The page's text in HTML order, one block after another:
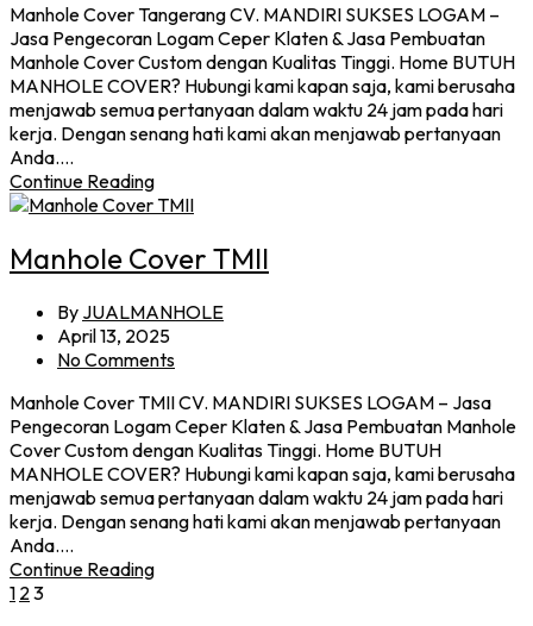
Manhole Cover Tangerang CV. MANDIRI SUKSES LOGAM –
Jasa Pengecoran Logam Ceper Klaten & Jasa Pembuatan
Manhole Cover Custom dengan Kualitas Tinggi. Home BUTUH
MANHOLE COVER? Hubungi kami kapan saja, kami berusaha
menjawab semua pertanyaan dalam waktu 24 jam pada hari
kerja. Dengan senang hati kami akan menjawab pertanyaan
Anda.…
Continue Reading
Manhole Cover TMII
By JUALMANHOLE
April 13, 2025
No Comments
Manhole Cover TMII CV. MANDIRI SUKSES LOGAM – Jasa
Pengecoran Logam Ceper Klaten & Jasa Pembuatan Manhole
Cover Custom dengan Kualitas Tinggi. Home BUTUH
MANHOLE COVER? Hubungi kami kapan saja, kami berusaha
menjawab semua pertanyaan dalam waktu 24 jam pada hari
kerja. Dengan senang hati kami akan menjawab pertanyaan
Anda.…
Continue Reading
1 2 3